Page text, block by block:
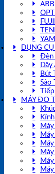
ABB
DỤNG
Đèn
Dây
Bút
Sào
MÁY ĐO